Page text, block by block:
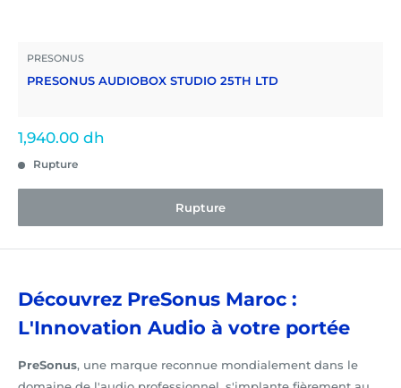
PRESONUS
PRESONUS AUDIOBOX STUDIO 25TH LTD
Prix
1,940.00 dh
Rupture
Rupture
Découvrez PreSonus Maroc :
L'Innovation Audio à votre portée
PreSonus, une marque reconnue mondialement dans le